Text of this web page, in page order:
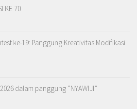
KE-70
ke-19: Panggung Kreativitas Modifikasi
dalam panggung “NYAWIJI”